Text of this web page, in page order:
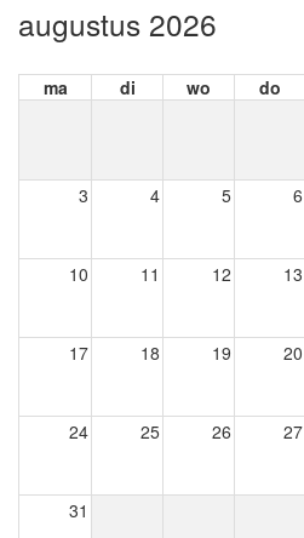
augustus 2026
ma di wo do
3 4 5 6
10 11 12 13
17 18 19 20
24 25 26 27
31